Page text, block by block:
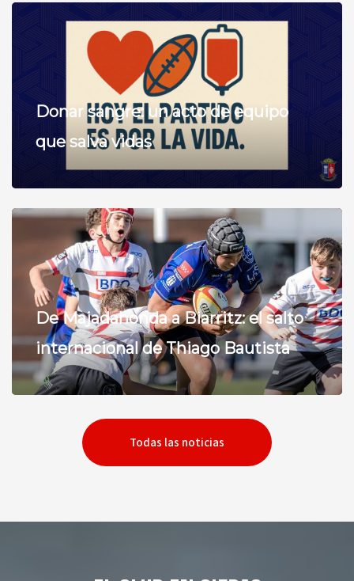
Donar sangre: un acto de equipo
que salva vidas
De Majadahonda a Biarritz: el salto
internacional de Thiago Bautista
Todas las noticias